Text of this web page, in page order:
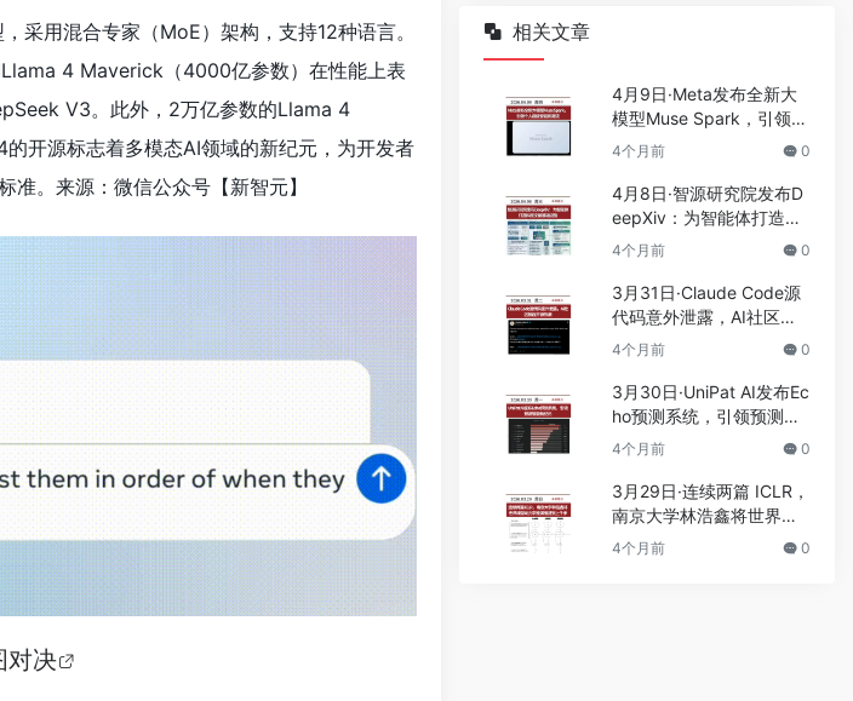
采用混合专家（MoE）架构，支持12种语言。
4 Maverick（4000亿参数）在性能上表
V3。此外，2万亿参数的Llama 4
开源标志着多模态AI领域的新纪元，为开发者
。来源：微信公众号【新智元】
对决
相关文章
4月9日·Meta发布全新大
模型Muse Spark，引领个
人超级智能新潮流
4个月前 0
4月8日·智源研究院发布D
eepXiv：为智能体打造科
技文献基础设施
4个月前 0
3月31日·Claude Code源
代码意外泄露，AI社区掀
起开源热潮
4个月前 0
3月30日·UniPat AI发布Ec
ho预测系统，引领预测智
能新纪元
4个月前 0
3月29日·连续两篇 ICLR，
南京大学林浩鑫将世界模
型动力学推演推进到上千
4个月前 0